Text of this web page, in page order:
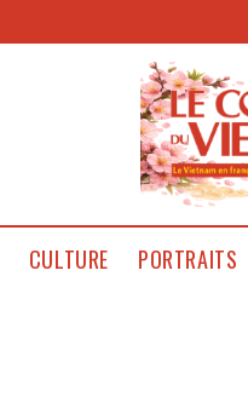
CULTURE PORTRAITS